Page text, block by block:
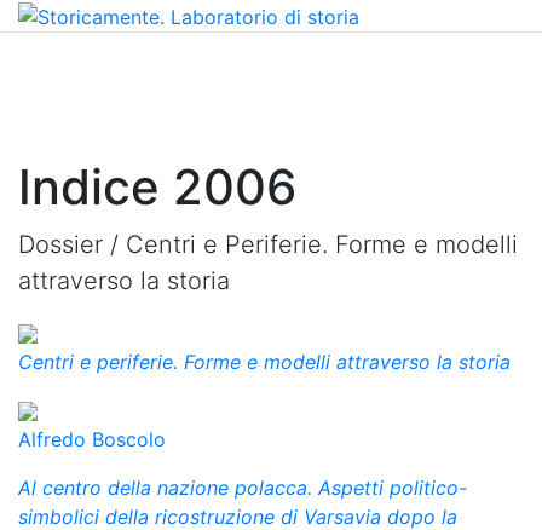
Indice 2006
Dossier / Centri e Periferie. Forme e modelli
attraverso la storia
Centri e periferie. Forme e modelli attraverso la storia
Alfredo Boscolo
Al centro della nazione polacca. Aspetti politico-
simbolici della ricostruzione di Varsavia dopo la